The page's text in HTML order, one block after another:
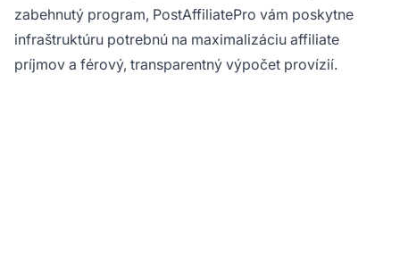
zabehnutý program, PostAffiliatePro vám poskytne
infraštruktúru potrebnú na maximalizáciu affiliate
príjmov a férový, transparentný výpočet provízií.